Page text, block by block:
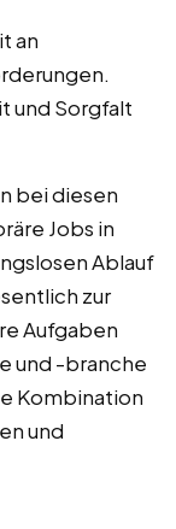
an
und Sorgfalt
bei diesen
Jobs in
Ablauf
zur
Aufgaben
und -branche
Kombination
und